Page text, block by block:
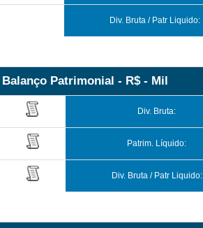
Div. Bruta / Patr Liquido:
Balanço Patrimonial - R$ - Mil
Div. Bruta:
Patrim. Líquido:
Div. Bruta / Patr Liquido: